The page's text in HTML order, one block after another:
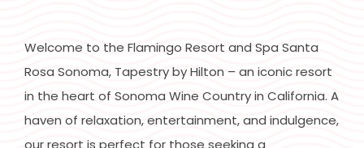
Welcome to the Flamingo Resort and Spa Santa
Rosa Sonoma, Tapestry by Hilton – an iconic resort
in the heart of Sonoma Wine Country in California. A
haven of relaxation, entertainment, and indulgence,
our resort is perfect for those seeking a